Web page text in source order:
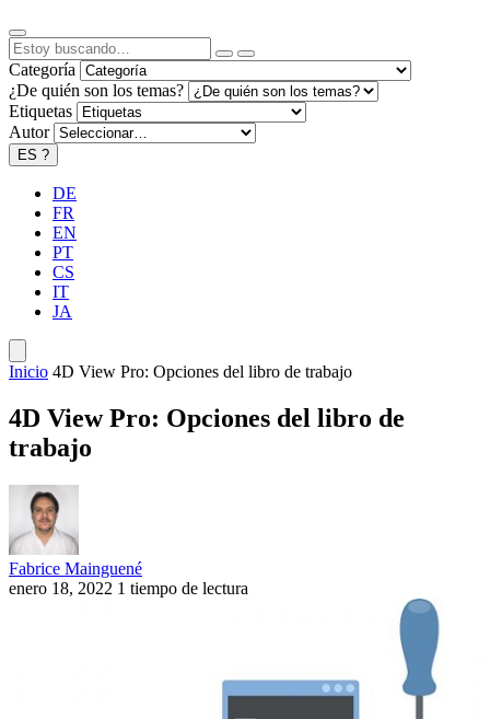
Categoría
¿De quién son los temas?
Etiquetas
Autor
ES ?
DE
FR
EN
PT
CS
IT
JA
Inicio 4D View Pro: Opciones del libro de trabajo
4D View Pro: Opciones del libro de
trabajo
Fabrice Mainguené
enero 18, 2022 1 tiempo de lectura